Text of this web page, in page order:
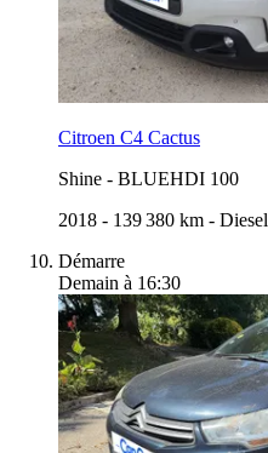
Citroen C4 Cactus
Shine - BLUEHDI 100
2018 - 139 380 km - Diesel
Démarre
Demain à 16:30